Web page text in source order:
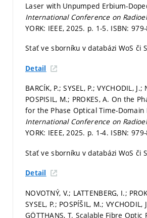
Laser with Unpumped Erbium-
International Conference on
YORK: IEEE, 2025. p. 1-5. ISBN:
Stať ve sborníku v databázi WoS či
Detail
BARCÍK, P.; SYSEL, P.; VYCHODIL, J.;
POSPISIL, M.; PROKES, A. On the
for the Phase Optical Time-
International Conference on
YORK: IEEE, 2025. p. 1-4. ISBN:
Stať ve sborníku v databázi WoS či
Detail
NOVOTNÝ, V.; LATTENBERG, I.;
SYSEL, P.; POSPÍŠIL, M.; VYCHODIL,
GÖTTHANS, T. Scalable Fibre Optic